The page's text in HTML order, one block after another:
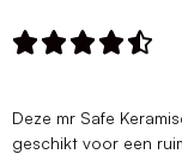

Deze mr Safe
geschikt voor een